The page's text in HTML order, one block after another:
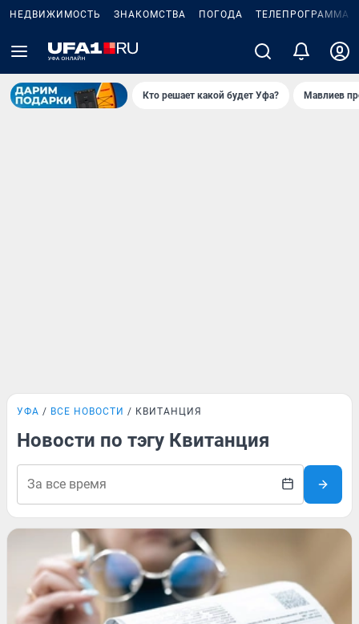
НЕДВИЖИМОСТЬ ЗНАКОМСТВА ПОГОДА ТЕЛЕПРОГРАММА
Кто решает какой будет Уфа? Мавлиев
УФА ВСЕ НОВОСТИ КВИТАНЦИЯ
Новости по тэгу Квитанция